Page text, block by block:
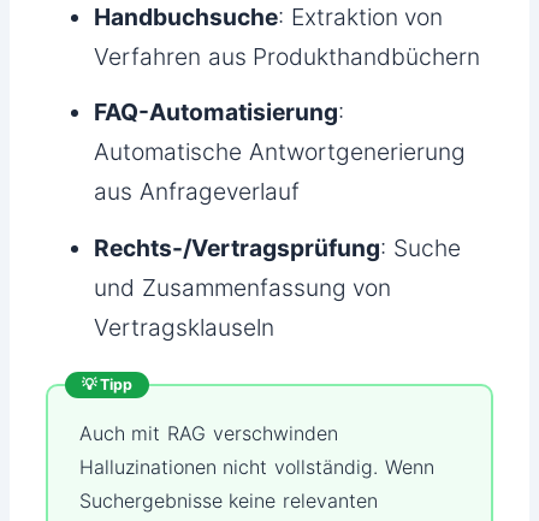
Handbuchsuche: Extraktion von
Verfahren aus Produkthandbüchern
FAQ-Automatisierung:
Automatische Antwortgenerierung
aus Anfrageverlauf
Rechts-/Vertragsprüfung: Suche
und Zusammenfassung von
Vertragsklauseln
💡 Tipp
Auch mit RAG verschwinden
Halluzinationen nicht vollständig. Wenn
Suchergebnisse keine relevanten